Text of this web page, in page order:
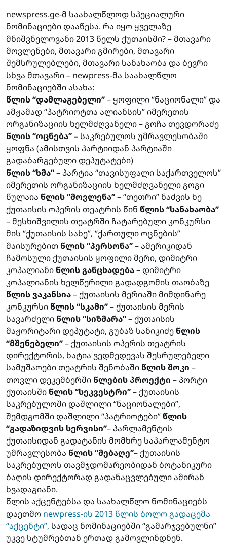
newspress.ge-მ საახალწლოდ სპეციალური
ნომინაციები დააწესა. რა იყო ყველაზე
მნიშვნელოვანი 2013 წელს ქუთაისში? – მთავარი
მოვლენები, მთავარი გმირები, მთავარი
შემსრულებლები, მთავარი სანახაობა და ბევრი
სხვა მთავარი – newpress-მა საახალწლო
ნომინაციებში ასახა:
წლის “დამლაგებელი”– ყოფილი “ნაციონალი” და
ამჟამად “პატრიოტთა ალიანსის” იმერეთის
ორგანიზაციის ხელმძღვანელი – გოჩა თევდორაძე
წლის “ოცნება” – საკრებულოს უმრავლესობაში
ყოფნა (ამისთვის პარტიიდან პარტიაში
გადაბარგებული დეპუტატები)
წლის “ხმა”– პარტია “თავისუფალი საქართველოს”
იმერეთის ორგანიზაციის ხელმძღვანელი გოგი
წულაია წლის “მოვლენა”– “თეთრი” ნაძვის ხე
ქუთაისის ოპერის თეატრის წინ წლის “სანახაობა”
– მესხიშვილის თეატრში ჩატარებული კონკურსი
მის “ქუთაისის სახე”, “ქართული ოცნების”
მაისურებით წლის “პერსონა”– ამერიკიდან
ჩამოსული ქუთაისის ყოფილი მერი, დიმიტრი
კოპალიანი წლის განცხადება– დიმიტრი
კოპალიანის ხელწერილი გადადგომის თაობაზე
წლის ვაკანსია– ქუთაისის მერიაში მიმდინარე
კონკურსი წლის “სკამი”– ქუთაისის მერის
სავარძელი წლის “სიზმარა”– ქუთაისის
მაჟორიტარი დეპუტატი, გუბაზ სანიკიძე წლის
“მშენებელი”– ქუთაისის ოპერის თეატრის
დირექტორის, ხატია ვედმედევას შესრულებელი
სამუშაოები თეატრის შენობაში წლის შოკი –
თოვლი დეკემბერში წლების პროექტი – პორტი
ქუთაისში წლის “სეკვესტრი”– ქუთაისის
საკრებულოში დაშლილი “ნაციონალები”,
შემდგომში დაშლილი “პატრიოტები” წლის
“გადაზიდვის სერვისი”– პარლამენტის
ქუთაისიდან გადატანის მომხრე საპარლამენტო
უმრავლესობა წლის “მებაღე”– ქუთაისის
საკრებულოს თავმჯდომარეობიდან ბოტანიკური
ბაღის დირექტორად გადანაცვლებული ამირან
ხვადაგიანი.
წლის აქცენტებსა და საახალწლო ნომინაციებს
დაეთმო newpress-ის 2013 წლის ბოლო გადაცემა
“აქცენტი”, სადაც ნომინაციებში “გამარჯვებულნი”
უკვე სტუმრებთან ერთად გამოვლინდნენ.